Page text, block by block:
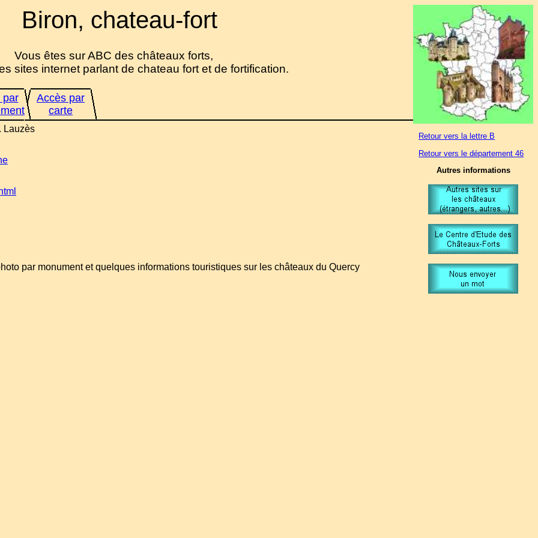
Biron, chateau-fort
Vous êtes sur ABC des châteaux forts,
sites internet parlant de chateau fort et de fortification.
par
Accès par
carte
Lauzès
par monument et quelques informations touristiques sur les châteaux du Quercy
Retour vers la lettre B
Retour vers le département 46
Autres informations